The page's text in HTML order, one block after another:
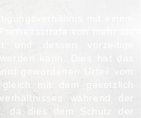
und dessen vorzeitige
kann. Dies hat das
gewordenen Urteil vom
mit dem gesetzlich
während der
da dies dem Schutz der